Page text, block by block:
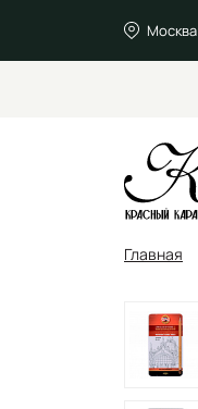
Москва
Главная